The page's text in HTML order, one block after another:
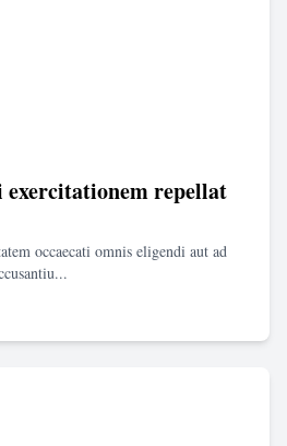
exercitationem repellat
occaecati omnis eligendi aut ad